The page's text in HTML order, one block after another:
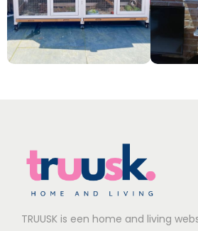
TRUUSK is een home and living